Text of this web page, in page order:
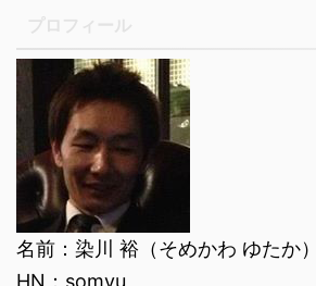
名前：染川 裕（そめかわ ゆたか）
HN：somyu